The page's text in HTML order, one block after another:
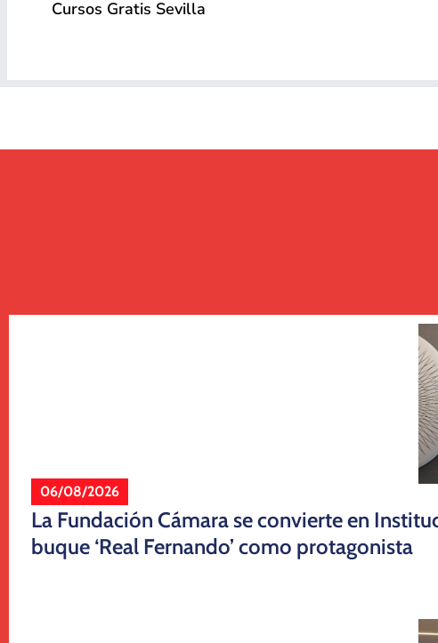
Cursos Gratis Sevilla
06/08/2026
La Fundación Cámara se convierte en
buque ‘Real Fernando’ como protagonista